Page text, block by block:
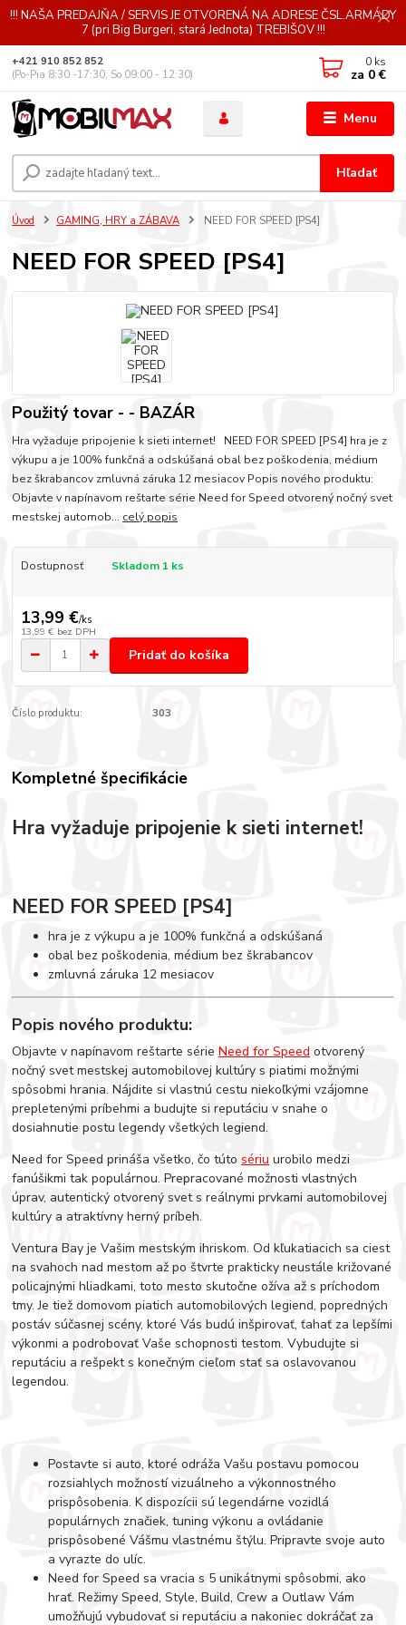
!!! NAŠA PREDAJŇA / SERVIS JE OTVORENÁ NA ADRESE ČSL.ARMÁDY
7 (pri Big Burgeri, stará Jednota) TREBIŠOV !!!
Menu
Hľadať
+421 910 852 852
(Po-Pia 8:30 -17:30, So 09:00 - 12:30)
0 ks
za 0 €
Úvod GAMING, HRY a ZÁBAVA NEED FOR SPEED [PS4]
NEED FOR SPEED [PS4]
Použitý tovar - - BAZÁR
Hra vyžaduje pripojenie k sieti internet! NEED FOR SPEED [PS4] hra je z
výkupu a je 100% funkčná a odskúšaná obal bez poškodenia, médium
bez škrabancov zmluvná záruka 12 mesiacov Popis nového produktu:
Objavte v napínavom reštarte série Need for Speed otvorený nočný svet
mestskej automob... celý popis
Dostupnosť Skladom 1 ks
13,99 €/ks
13,99 € bez DPH
Pridať do košíka
Číslo produktu: 303
Kompletné špecifikácie
Hra vyžaduje pripojenie k sieti internet!
NEED FOR SPEED [PS4]
hra je z výkupu a je 100% funkčná a odskúšaná
obal bez poškodenia, médium bez škrabancov
zmluvná záruka 12 mesiacov
Popis nového produktu:
Objavte v napínavom reštarte sérieNeed for Speed otvorený
nočný svet mestskej automobilovej kultúry s piatimi možnými
spôsobmi hrania. Nájdite si vlastnú cestu niekoľkými vzájomne
prepletenými príbehmi a budujte si reputáciu v snahe o
dosiahnutie postu legendy všetkých legiend.
Need for Speed prináša všetko, čo tútosériu urobilo medzi
fanúšikmi tak populárnou. Prepracované možnosti vlastných
úprav, autentický otvorený svet s reálnymi prvkami automobilovej
kultúry a atraktívny herný príbeh.
Ventura Bay je Vašim mestským ihriskom. Od kľukatiacich sa ciest
na svahoch nad mestom až po štvrte prakticky neustále križované
policajnými hliadkami, toto mesto skutočne ožíva až s príchodom
tmy. Je tiež domovom piatich automobilových legiend, popredných
postáv súčasnej scény, ktoré Vás budú inšpirovať, ťahať za lepšími
výkonmi a podrobovať Vaše schopnosti testom. Vybudujte si
reputáciu a rešpekt s konečným cieľom stať sa oslavovanou
legendou.
Postavte si auto, ktoré odráža Vašu postavu pomocou
rozsiahlych možností vizuálneho a výkonnostného
prispôsobenia. K dispozícii sú legendárne vozidlá
populárnych značiek, tuning výkonu a ovládanie
prispôsobené Vášmu vlastnému štýlu. Pripravte svoje auto
a vyrazte do ulíc.
Need for Speed sa vracia s 5 unikátnymi spôsobmi, ako
hrať. Režimy Speed, Style, Build, Crew a Outlaw Vám
umožňujú vybudovať si reputáciu a nakoniec dokráčať za